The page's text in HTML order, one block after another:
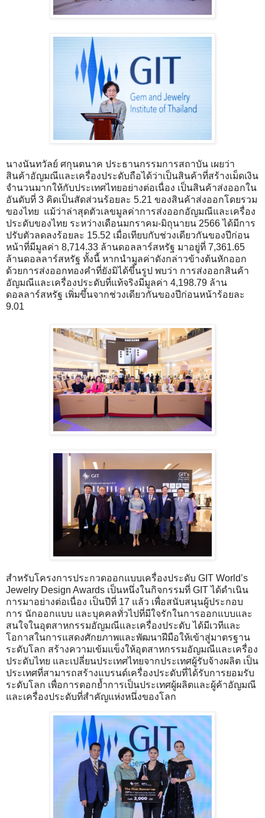
นางนันทวัลย์ ศกุนตนาค ประธานกรรมการสถาบัน เผยว่า
สินค้าอัญมณีและเครื่องประดับถือได้ว่าเป็นสินค้าที่สร้างเม็ดเงิน
จำนวนมากให้กับประเทศไทยอย่างต่อเนื่อง เป็นสินค้าส่งออกใน
อันดับที่ 3 คิดเป็นสัดส่วนร้อยละ 5.21 ของสินค้าส่งออกโดยรวม
ของไทย แม้ว่าล่าสุดตัวเลขมูลค่าการส่งออกอัญมณีและเครื่อง
ประดับของไทย ระหว่างเดือนมกราคม-มิถุนายน 2566 ได้มีการ
ปรับตัวลดลงร้อยละ 15.52 เมื่อเทียบกับช่วงเดียวกันของปีก่อน
หน้าที่มีมูลค่า 8,714.33 ล้านดอลลาร์สหรัฐ มาอยู่ที่ 7,361.65
ล้านดอลลาร์สหรัฐ ทั้งนี้ หากนำมูลค่าดังกล่าวข้างต้นหักออก
ด้วยการส่งออกทองคำที่ยังมิได้ขึ้นรูป พบว่า การส่งออกสินค้า
อัญมณีและเครื่องประดับที่แท้จริงมีมูลค่า 4,198.79 ล้าน
ดอลลาร์สหรัฐ เพิ่มขึ้นจากช่วงเดียวกันของปีก่อนหน้าร้อยละ
9.01
สำหรับโครงการประกวดออกแบบเครื่องประดับ GIT World’s
Jewelry Design Awards เป็นหนึ่งในกิจกรรมที่ GIT ได้ดำเนิน
การมาอย่างต่อเนื่อง เป็นปีที่ 17 แล้ว เพื่อสนับสนุนผู้ประกอบ
การ นักออกแบบ และบุคคลทั่วไปที่มีใจรักในการออกแบบและ
สนใจในอุตสาหกรรมอัญมณีและเครื่องประดับ ได้มีเวทีและ
โอกาสในการแสดงศักยภาพและพัฒนาฝีมือให้เข้าสู่มาตรฐาน
ระดับโลก สร้างความเข้มแข็งให้อุตสาหกรรมอัญมณีและเครื่อง
ประดับไทย และเปลี่ยนประเทศไทยจากประเทศผู้รับจ้างผลิต เป็น
ประเทศที่สามารถสร้างแบรนด์เครื่องประดับที่ได้รับการยอมรับ
ระดับโลก เพื่อการตอกย้ำการเป็นประเทศผู้ผลิตและผู้ค้าอัญมณี
และเครื่องประดับที่สำคัญแห่งหนึ่งของโลก